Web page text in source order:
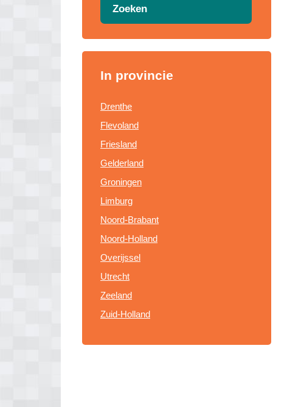
Zoeken
In provincie
Drenthe
Flevoland
Friesland
Gelderland
Groningen
Limburg
Noord-Brabant
Noord-Holland
Overijssel
Utrecht
Zeeland
Zuid-Holland